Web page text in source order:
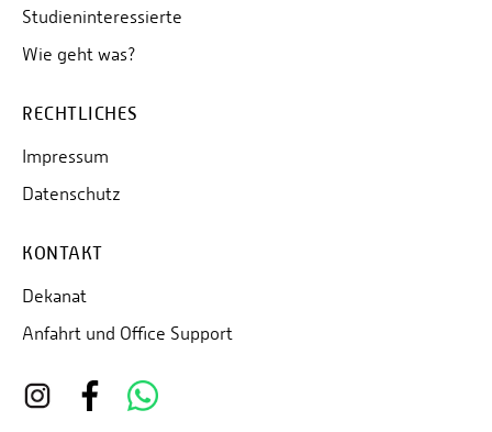
Studieninteressierte
Wie geht was?
RECHTLICHES
Impressum
Datenschutz
KONTAKT
Dekanat
Anfahrt und Office Support